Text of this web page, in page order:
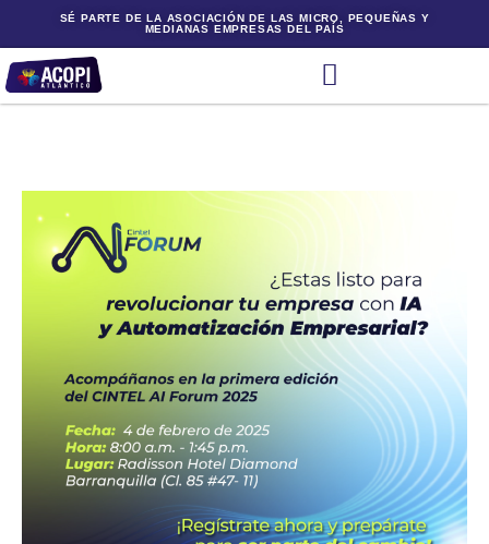
SÉ PARTE DE LA ASOCIACIÓN DE LAS MICRO, PEQUEÑAS Y
MEDIANAS EMPRESAS DEL PAÍS